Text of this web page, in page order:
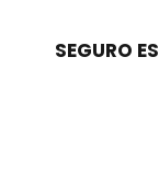
SEGURO